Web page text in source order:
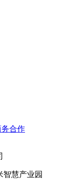
务合作
智慧产业园